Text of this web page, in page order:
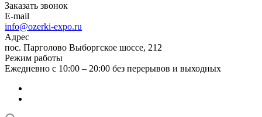
Заказать звонок
E-mail
info@ozerki-expo.ru
Адрес
пос. Парголово Выборгское шоссе, 212
Режим работы
Ежедневно с 10:00 – 20:00 без перерывов и выходных